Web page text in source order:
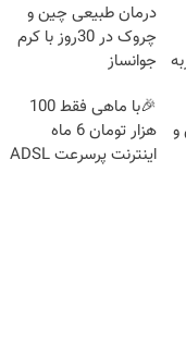
درمان طبیعی چین و
چروک در 30روز با کرم
جوانساز
و
🎉با ماهی فقط 100
هزار تومان 6 ماه
اینترنت پرسرعت ADSL